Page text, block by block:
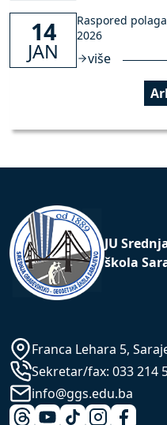
14
JAN
Raspored
2026
više
JU
škola
Franca Lehara 5,
Sekretar/fax: 033 214
info@ggs.edu.ba